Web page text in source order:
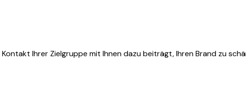
Ihrer Zielgruppe mit Ihnen dazu beiträgt, Ihren Brand zu